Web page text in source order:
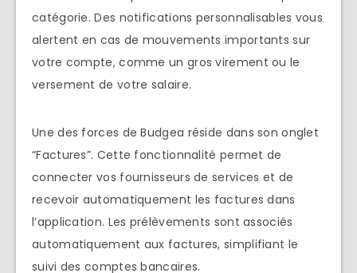
catégorie. Des notifications personnalisables vous
alertent en cas de mouvements importants sur
votre compte, comme un gros virement ou le
versement de votre salaire.
Une des forces de Budgea réside dans son onglet
“Factures”. Cette fonctionnalité permet de
connecter vos fournisseurs de services et de
recevoir automatiquement les factures dans
l’application. Les prélèvements sont associés
automatiquement aux factures, simplifiant le
suivi des comptes bancaires.